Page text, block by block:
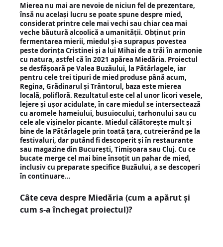
Mierea nu mai are nevoie de niciun fel de prezentare,
însă nu același lucru se poate spune despre mied,
considerat printre cele mai vechi sau chiar cea mai
veche băutură alcoolică a umanității. Obținut prin
fermentarea mierii, miedul și-a suprapus povestea
peste dorința Cristinei și a lui Mihai de a trăi în armonie
cu natura, astfel că în 2021 apărea Miedăria. Proiectul
se desfășoară pe Valea Buzăului, la Pătârlagele, iar
pentru cele trei tipuri de mied produse până acum,
Regina, Grădinarul și Trântorul, baza este mierea
locală, polifloră. Rezultatul este cel al unor licori vesele,
lejere și ușor acidulate, în care miedul se intersectează
cu aromele hameiului, busuiocului, tarhonului sau cu
cele ale vișinelor picante. Miedul călătorește mult și
bine de la Pătârlagele prin toată țara, cutreierând pe la
festivaluri, dar putând fi descoperit și în restaurante
sau magazine din București, Timișoara sau Cluj. Cu ce
bucate merge cel mai bine însoțit un pahar de mied,
inclusiv cu preparate specifice Buzăului, a se descoperi
în continuare…
Câte ceva despre Miedăria (cum a apărut și
cum s-a închegat proiectul)?